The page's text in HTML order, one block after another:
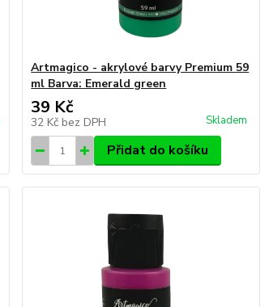
Artmagico - akrylové barvy Premium 59
ml Barva: Emerald green
39 Kč
32 Kč bez DPH Skladem
Přidat do košíku